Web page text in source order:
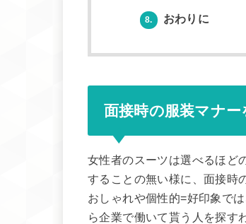
8. おわりに
面接時の服装マナー
女性者のスーツは選べるほど
することの無い様に、面接時
おしゃれや個性的=好印象で
ら企業で働いて貰う人を探す